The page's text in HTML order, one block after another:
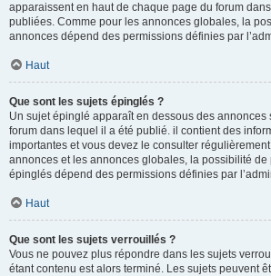
apparaissent en haut de chaque page du forum
publiées. Comme pour les annonces globales, la
annonces dépend des permissions définies par
Haut
Que sont les sujets épinglés ?
Un sujet épinglé apparaît en dessous des annonces
forum dans lequel il a été publié. il contient des
importantes et vous devez le consulter
annonces et les annonces globales, la possibilité de
épinglés dépend des permissions définies par
Haut
Que sont les sujets verrouillés ?
Vous ne pouvez plus répondre dans les sujets
étant contenu est alors terminé. Les sujets peuvent